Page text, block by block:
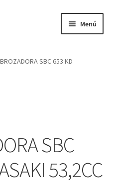
Menú
SBC 653 KD
SBC
53,2CC